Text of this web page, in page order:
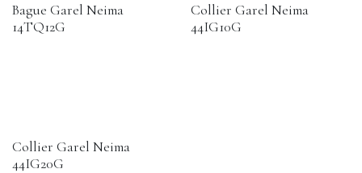
Bague Garel Neima
14TQ12G
Collier Garel Neima
44IG10G
Collier Garel Neima
44IG20G